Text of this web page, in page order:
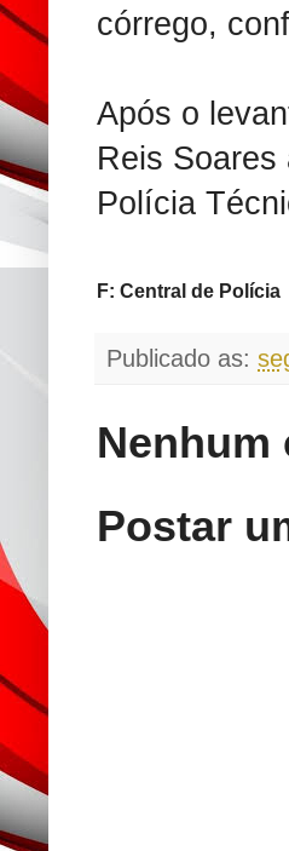
córrego,
Após o
Reis Soares
Polícia
F: Central de Polícia
Publicado as:
Nenhum
Postar